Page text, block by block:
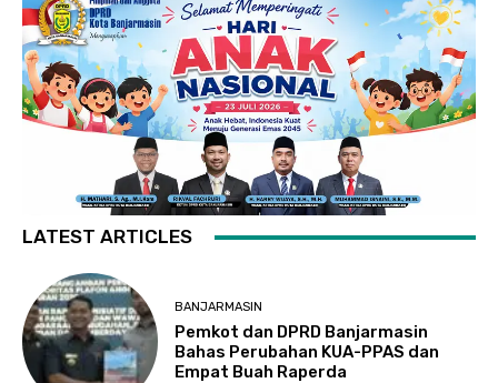
LATEST ARTICLES
BANJARMASIN
Pemkot dan DPRD Banjarmasin
Bahas Perubahan KUA-PPAS dan
Empat Buah Raperda